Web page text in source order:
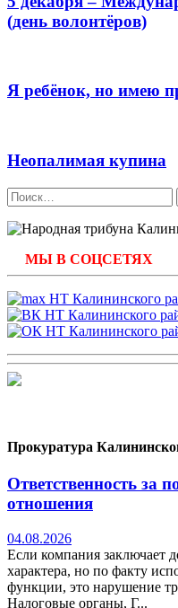
(день волонтёров)
Я ребёнок, но имею
Неопалимая купина
Найти:
МЫ В СОЦСЕТЯХ
Прокуратура
Ответственность за
отношения
04.08.2026
Если компания заключает
характера, но по факту
функции, это нарушение
Налоговые органы, Г...